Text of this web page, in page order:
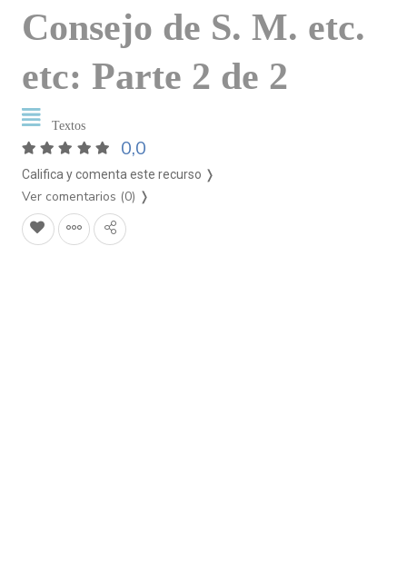
Consejo de S. M. etc.
etc: Parte 2 de 2
Textos
0,0
Califica y comenta este recurso ❭
Ver comentarios (0) ❭